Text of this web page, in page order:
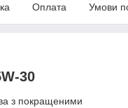
Оплата Умови
30
з покращеними